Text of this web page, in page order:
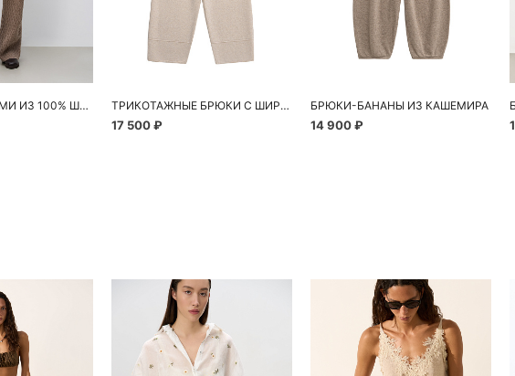
БРЮКИ С КОСАМИ ИЗ 100% ШЕРСТИ МЕРИНОСА ЭКСТРАФАЙН ТРИКОТАЖНЫЕ БРЮКИ С ШИРОКИМ ПОЯСОМ
17 500 ₽
БРЮКИ-БАНАНЫ ИЗ КАШЕМИРА
14 900 ₽